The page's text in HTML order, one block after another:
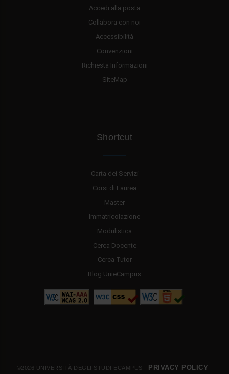
Accedi alla posta
Collabora con noi
Accessibilità
Convenzioni
Richiesta Informazioni
SiteMap
Shortcut
Carta dei Servizi
Corsi di Laurea
Master
Immatricolazione
Modulistica
Cerca Docente
Cerca Tutor
Blog UnieCampus
©2026 UNIVERSITÀ DEGLI STUDI ECAMPUS - PRIVACY POLICY -